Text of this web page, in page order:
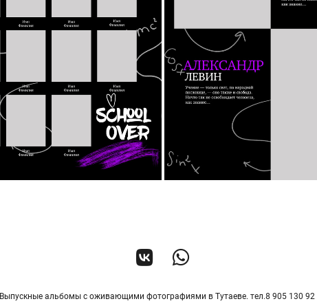
Выпускные альбомы с оживающими фотографиями в Тутаеве. тел.8 905 130 92